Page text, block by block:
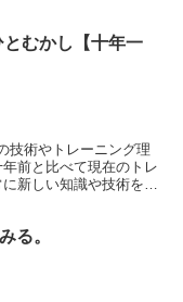
とむかし【十年一
技術やトレーニング理
前と比べて現在のトレ
新しい知識や技術を取
る。